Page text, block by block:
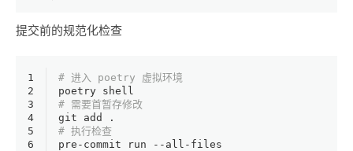
提交前的规范化检查
1
2
3
4
5
6
# 进入 poetry 虚拟环境
poetry shell
# 需要首暂存修改
git add .
# 执行检查
pre-commit run --all-files